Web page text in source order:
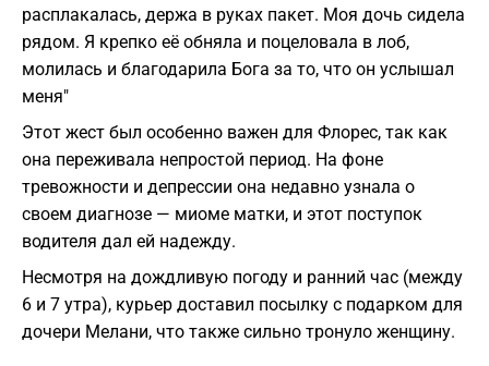
расплакалась, держа в руках пакет. Моя дочь сидела
рядом. Я крепко её обняла и поцеловала в лоб,
молилась и благодарила Бога за то, что он услышал
меня"
Этот жест был особенно важен для Флорес, так как
она переживала непростой период. На фоне
тревожности и депрессии она недавно узнала о
своем диагнозе — миоме матки, и этот поступок
водителя дал ей надежду.
Несмотря на дождливую погоду и ранний час (между
6 и 7 утра), курьер доставил посылку с подарком для
дочери Мелани, что также сильно тронуло женщину.